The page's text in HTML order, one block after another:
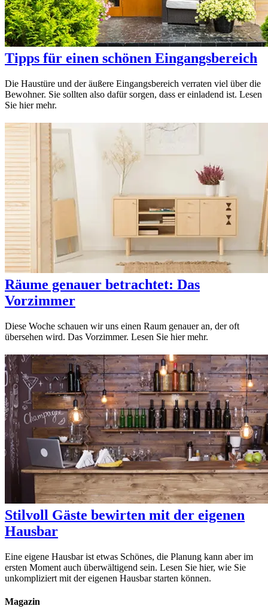
Tipps für einen schönen Eingangsbereich
Die Haustüre und der äußere Eingangsbereich verraten viel über die
Bewohner. Sie sollten also dafür sorgen, dass er einladend ist. Lesen
Sie hier mehr.
Räume genauer betrachtet: Das
Vorzimmer
Diese Woche schauen wir uns einen Raum genauer an, der oft
übersehen wird. Das Vorzimmer. Lesen Sie hier mehr.
Stilvoll Gäste bewirten mit der eigenen
Hausbar
Eine eigene Hausbar ist etwas Schönes, die Planung kann aber im
ersten Moment auch überwältigend sein. Lesen Sie hier, wie Sie
unkompliziert mit der eigenen Hausbar starten können.
Magazin